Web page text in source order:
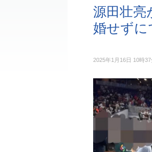
源田壮亮
婚せずに
2025年1月16日 10時37